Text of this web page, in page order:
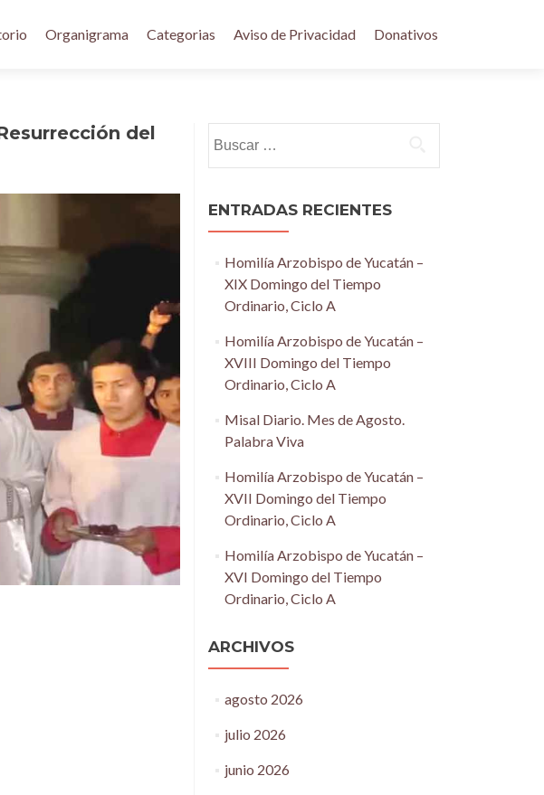
Organigrama Categorias Aviso de Privacidad Donativos
del
ENTRADAS RECIENTES
Homilía Arzobispo de Yucatán –
XIX Domingo del Tiempo
Ordinario, Ciclo A
Homilía Arzobispo de Yucatán –
XVIII Domingo del Tiempo
Ordinario, Ciclo A
Misal Diario. Mes de Agosto.
Palabra Viva
Homilía Arzobispo de Yucatán –
XVII Domingo del Tiempo
Ordinario, Ciclo A
Homilía Arzobispo de Yucatán –
XVI Domingo del Tiempo
Ordinario, Ciclo A
ARCHIVOS
agosto 2026
julio 2026
junio 2026